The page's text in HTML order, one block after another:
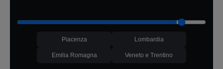
Piacenza Lombardia
Emilia Romagna Veneto e Trentino